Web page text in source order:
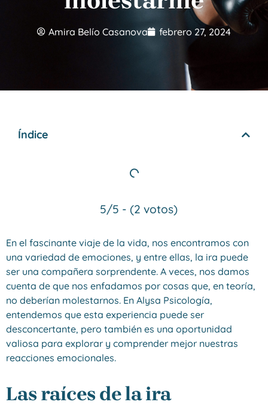
Amira Belío Casanova febrero 27, 2024
Índice
5/5 - (2 votos)
En el fascinante viaje de la vida, nos encontramos con
una variedad de emociones, y entre ellas, la ira puede
ser una compañera sorprendente. A veces, nos damos
cuenta de que nos enfadamos por cosas que, en teoría,
no deberían molestarnos. En Alysa Psicología,
entendemos que esta experiencia puede ser
desconcertante, pero también es una oportunidad
valiosa para explorar y comprender mejor nuestras
reacciones emocionales.
Las raíces de la ira